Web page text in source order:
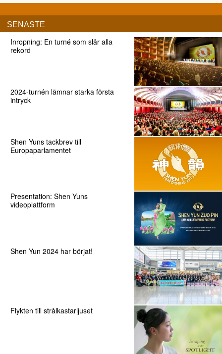
SENASTE
Inropning: En turné som slår alla
rekord
2024-turnén lämnar starka första
intryck
Shen Yuns tackbrev till
Europaparlamentet
Presentation: Shen Yuns
videoplattform
Shen Yun 2024 har börjat!
Flykten till strålkastarljuset